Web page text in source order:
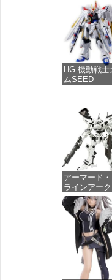
HG 機動戦士
ムSEED
FREEDOM
ィーストラ
リーダムガ
1/144スケー
け済みプラモ
価格：
アーマード
ラインアー
イト・グリ
高約160mm
ケール プラ
価格：